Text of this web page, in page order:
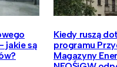
jakie są
Kiedy ruszą
programu
Magazyny